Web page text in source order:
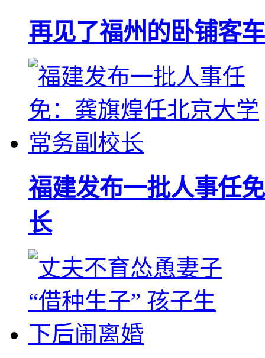
再见了福州的卧铺客
福建发布一批人事任
长